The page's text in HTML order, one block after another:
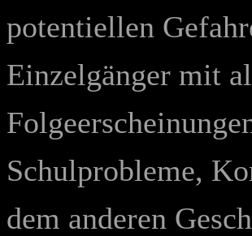
potentiellen
Einzelgänger mit
Schulprobleme,
dem anderen